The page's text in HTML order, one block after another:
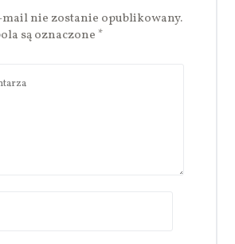
mail nie zostanie opublikowany.
są oznaczone *